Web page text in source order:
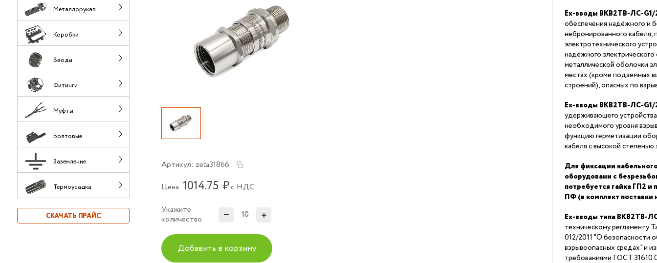
Металлорукав
Коробки
Вводы
Фитинги
Муфты
Болтовые
Заземление
Термоусадка
СКАЧАТЬ ПРАЙС
Артикул: zeta31866
Цена 1014.75 ₽с НДС
Укажите
количество
Добавить в корзину
Ex-вводы ВКВ2ТВ-ЛС-G1/
обеспечения надёжного и
небронированного кабеля,
электротехнического
надёжного
металлической оболочки
местах (кроме подземных
строений), опасных по
Ex-вводы ВКВ2ТВ-ЛС-G1/
удерживающего
необходимого уровня
функцию герметизации
кабеля с высокой
Для фиксации
оборудовани с
потребуется гайка ГП2 и
ПФ (в комплект поставки
Ex-вводы типа ВКВ2ТВ-
техническому
012/2011 "О безопасности
взрывоопасных средах" и
требованиями ГОСТ